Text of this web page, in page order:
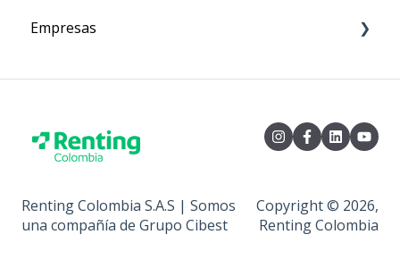
Empresas
Canales de atención
Mantenimientos
Renting Colombia S.A.S | Somos
una compañía de Grupo Cibest
Copyright © 2026,
Renting Colombia